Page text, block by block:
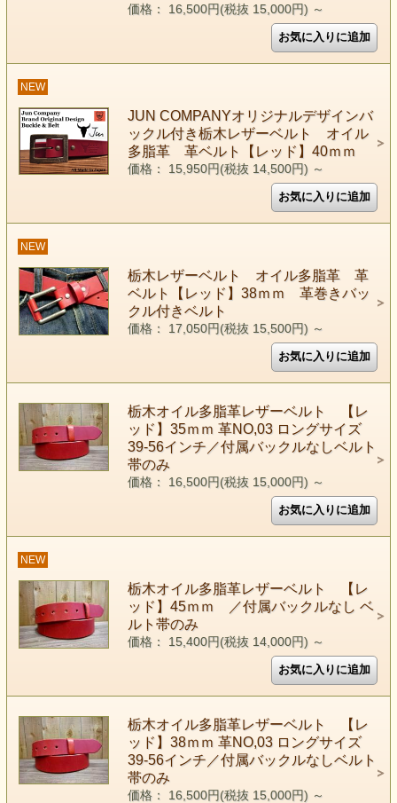
価格： 16,500円(税抜 15,000円) ～
NEW
JUN COMPANYオリジナルデザインバ
ックル付き栃木レザーベルト オイル
多脂革 革ベルト【レッド】40ｍｍ
価格： 15,950円(税抜 14,500円) ～
NEW
栃木レザーベルト オイル多脂革 革
ベルト【レッド】38ｍｍ 革巻きバッ
クル付きベルト
価格： 17,050円(税抜 15,500円) ～
栃木オイル多脂革レザーベルト 【レ
ッド】35ｍｍ 革NO,03 ロングサイズ
39-56インチ／付属バックルなしベルト
帯のみ
価格： 16,500円(税抜 15,000円) ～
NEW
栃木オイル多脂革レザーベルト 【レ
ッド】45ｍｍ ／付属バックルなし ベ
ルト帯のみ
価格： 15,400円(税抜 14,000円) ～
栃木オイル多脂革レザーベルト 【レ
ッド】38ｍｍ 革NO,03 ロングサイズ
39-56インチ／付属バックルなしベルト
帯のみ
価格： 16,500円(税抜 15,000円) ～